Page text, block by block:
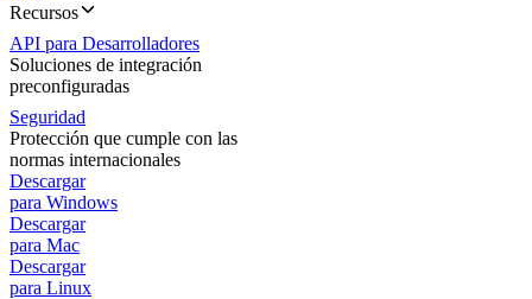
Recursos
API para Desarrolladores
Soluciones de integración
preconfiguradas
Seguridad
Protección que cumple con las
normas internacionales
Descargar
para Windows
Descargar
para Mac
Descargar
para Linux